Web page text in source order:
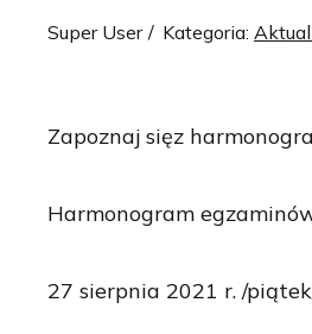
Super User Kategoria:
Zapoznaj sięz
Harmonogram
27 sierpnia 2021 r. /